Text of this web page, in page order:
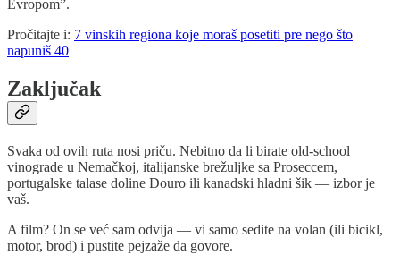
Evropom”.
Pročitajte i: 7 vinskih regiona koje moraš posetiti pre nego što
napuniš 40
Zaključak
Svaka od ovih ruta nosi priču. Nebitno da li birate old-school
vinograde u Nemačkoj, italijanske brežuljke sa Proseccem,
portugalske talase doline Douro ili kanadski hladni šik — izbor je
vaš.
A film? On se već sam odvija — vi samo sedite na volan (ili bicikl,
motor, brod) i pustite pejzaže da govore.